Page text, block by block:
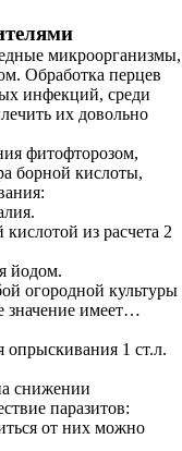
микроорганизмы,
Обработка перцев
инфекций, среди
их довольно
фитофторозом,
борной кислоты,
из расчета 2
йодом.
огородной культуры
значение имеет…
1 ст.л.
снижении
паразитов:
от них можно